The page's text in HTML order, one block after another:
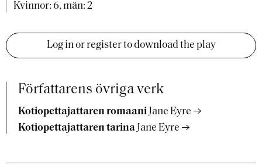
Kvinnor: 6, män: 2
Log in or register to download the play
Författarens övriga verk
Kotiopettajattaren romaaniJane Eyre
Kotiopettajattaren tarinaJane Eyre